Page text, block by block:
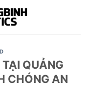
QUẢNG
CHÓNG AN